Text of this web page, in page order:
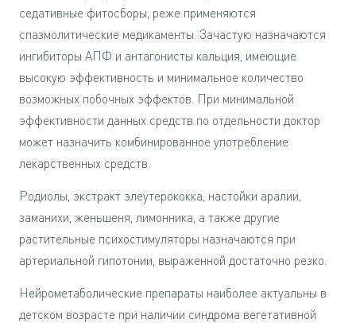
седативные фитосборы, реже применяются
спазмолитические медикаменты. Зачастую назначаются
ингибиторы АПФ и антагонисты кальция, имеющие
высокую эффективность и минимальное количество
возможных побочных эффектов. При минимальной
эффективности данных средств по отдельности доктор
может назначить комбинированное употребление
лекарственных средств.
Родиолы, экстракт элеутерококка, настойки аралии,
заманихи, женьшеня, лимонника, а также другие
растительные психостимуляторы назначаются при
артериальной гипотонии, выраженной достаточно резко.
Нейрометаболические препараты наиболее актуальны в
детском возрасте при наличии синдрома вегетативной